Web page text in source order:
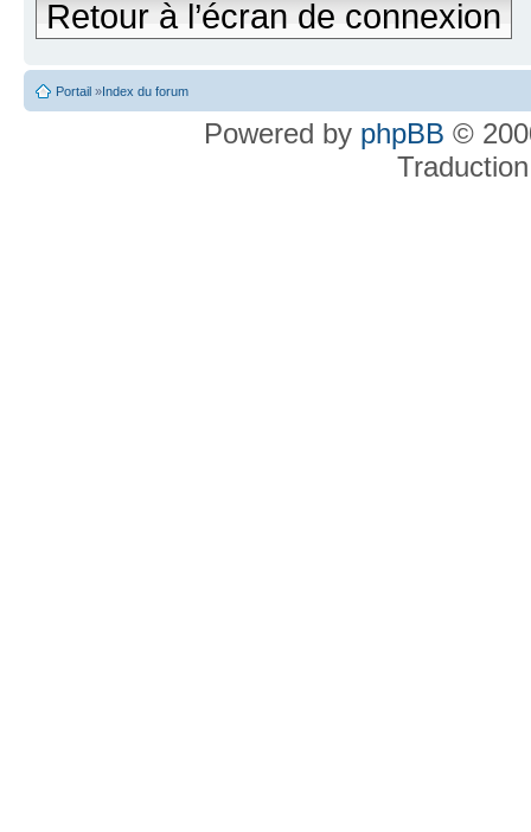
Retour à l’écran de connexion
Portail »Index du forum
Powered by phpBB ©